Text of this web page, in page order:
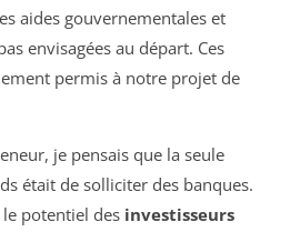
aides gouvernementales et
envisagées au départ. Ces
permis à notre projet de
je pensais que la seule
était de solliciter des banques.
le potentiel des investisseurs